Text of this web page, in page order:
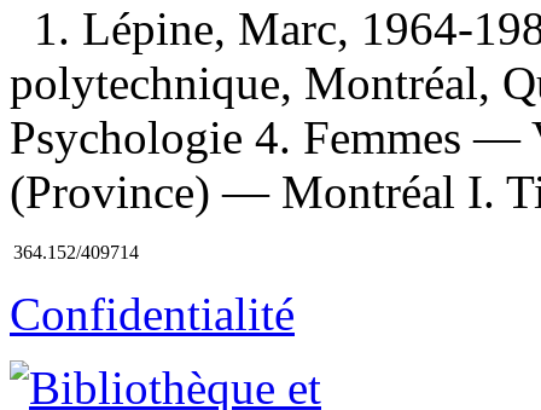
1. Lépine, Marc, 1964-
polytechnique, Montréal,
Psychologie 4. Femmes —
(Province) — Montréal I.
364.152/409714
Confidentialité